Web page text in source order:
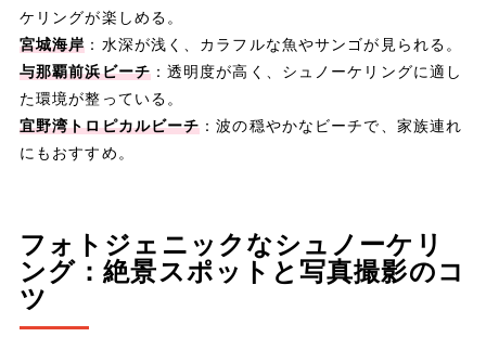
ケリングが楽しめる。
宮城海岸 ：水深が浅く、カラフルな魚やサンゴが見られる。
与那覇前浜ビーチ：透明度が高く、シュノーケリングに適し
た環境が整っている。
宜野湾トロピカルビーチ ：波の穏やかなビーチで、家族連れ
にもおすすめ。
フォトジェニックなシュノーケリ
ング：絶景スポットと写真撮影のコ
ツ